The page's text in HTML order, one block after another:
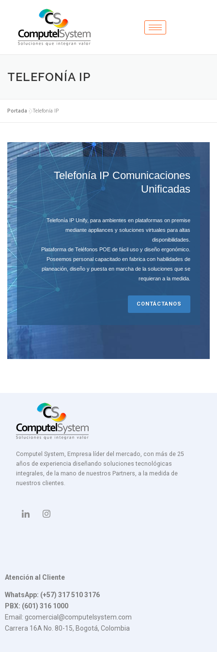
TELEFONÍA IP
Portada »Telefonía IP
Telefonía IP Comunicaciones
Unificadas
Telefonía IP Unify, para ambientes en plataformas on premise
mediante appliances y soluciones virtuales para altas
disponibilidades.
Plataforma de Teléfonos POE de fácil uso y diseño ergonómico.
Poseemos personal capacitado en fabrica con habilidades de
planeación, diseño y puesta en marcha de la soluciones que se
requieran a la medida.
CONTÁCTANOS
Computel System, Empresa líder del mercado, con más de 25
años de experiencia diseñando soluciones tecnológicas
integrales, de la mano de nuestros Partners, a la medida de
nuestros clientes.
Atención al Cliente
WhatsApp: (+57) 317 510 3176
PBX: (601) 316 1000
Email: gcomercial@computelsystem.com
Carrera 16A No. 80-15, Bogotá, Colombia